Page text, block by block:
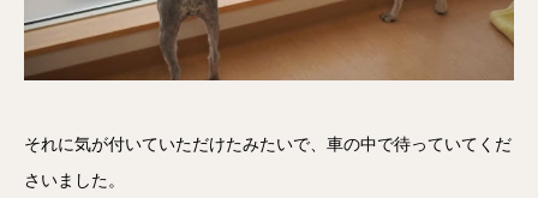
それに気が付いていただけたみたいで、車の中で待っていてくだ
さいました。